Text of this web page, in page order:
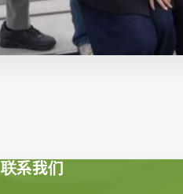
联系我们